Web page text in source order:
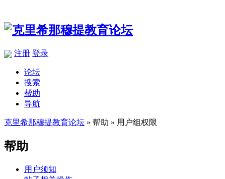
注册 登录
论坛
搜索
帮助
导航
克里希那穆提教育论坛 » 帮助 » 用户组权限
帮助
用户须知